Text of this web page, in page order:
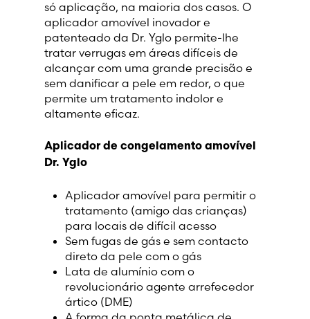
só aplicação, na maioria dos casos. O
aplicador amovível inovador e
patenteado da Dr. Yglo permite-lhe
tratar verrugas em áreas difíceis de
alcançar com uma grande precisão e
sem danificar a pele em redor, o que
permite um tratamento indolor e
altamente eficaz.
Aplicador de congelamento amovível
Dr. Yglo
Aplicador amovível para permitir o
tratamento (amigo das crianças)
para locais de difícil acesso
Sem fugas de gás e sem contacto
direto da pele com o gás
Lata de alumínio com o
revolucionário agente arrefecedor
ártico (DME)